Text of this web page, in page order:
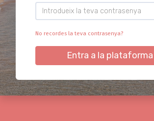
No recordes la teva contrasenya?
Entra a la plataforma